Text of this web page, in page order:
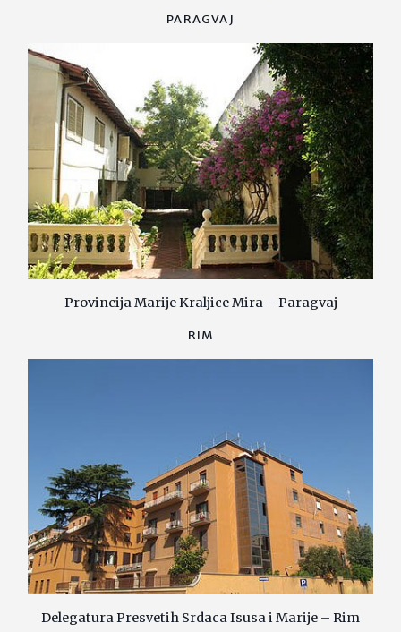
PARAGVAJ
Provincija Marije Kraljice Mira – Paragvaj
RIM
Delegatura Presvetih Srdaca Isusa i Marije – Rim